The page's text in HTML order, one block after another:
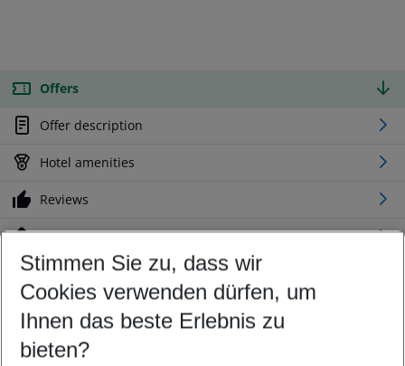
Offers
Offer description
Hotel amenities
Reviews
Location
Customize your offer
Find the perfect deal which suits your best
Your departure airport
Any airport
Stimmen Sie zu, dass wir
Cookies verwenden dürfen, um
Ihnen das beste Erlebnis zu
bieten?